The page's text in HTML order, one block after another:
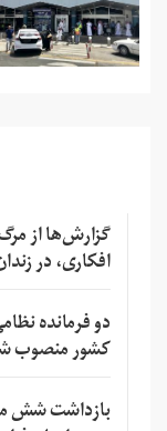
گزارش‌ها از
افکاری، در
دو فرمانده
کشور منصوب
بازداشت شش